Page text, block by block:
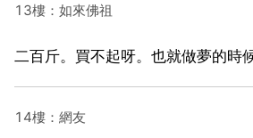
13樓：如來佛祖
二百斤。買不起呀。也就做夢的時
14樓：網友